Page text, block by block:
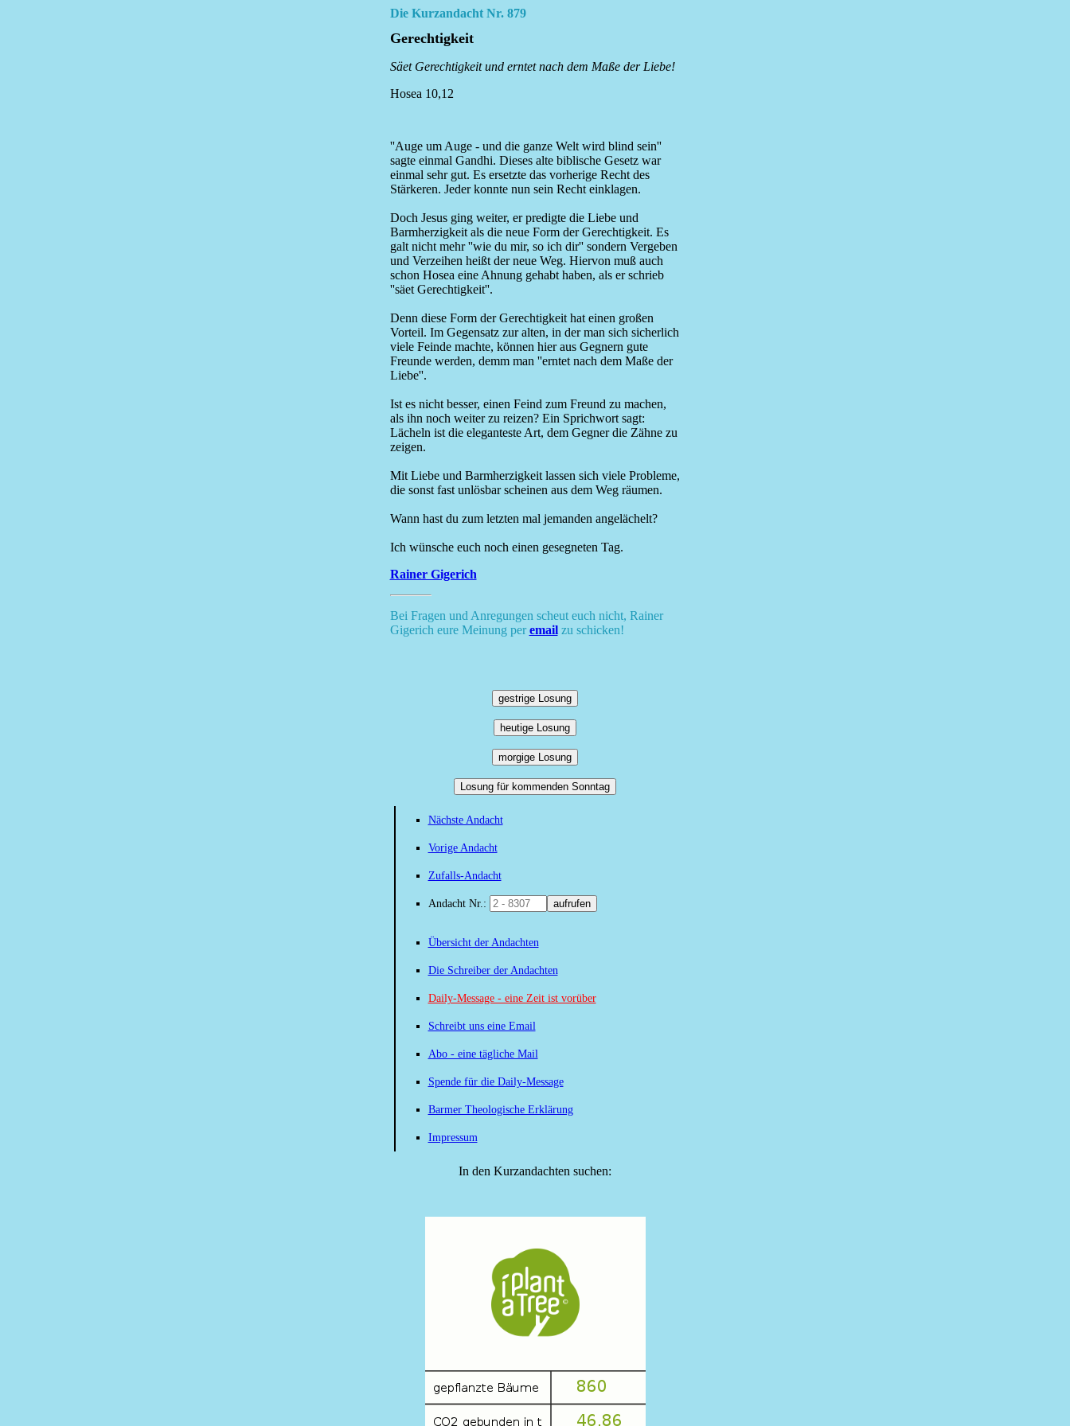
Die Kurzandacht Nr. 879
Gerechtigkeit
Säet Gerechtigkeit und erntet nach dem Maße der Liebe!
Hosea 10,12
''Auge um Auge - und die ganze Welt wird blind sein''
sagte einmal Gandhi. Dieses alte biblische Gesetz war
einmal sehr gut. Es ersetzte das vorherige Recht des
Stärkeren. Jeder konnte nun sein Recht einklagen.
Doch Jesus ging weiter, er predigte die Liebe und
Barmherzigkeit als die neue Form der Gerechtigkeit. Es
galt nicht mehr ''wie du mir, so ich dir'' sondern Vergeben
und Verzeihen heißt der neue Weg. Hiervon muß auch
schon Hosea eine Ahnung gehabt haben, als er schrieb
''säet Gerechtigkeit''.
Denn diese Form der Gerechtigkeit hat einen großen
Vorteil. Im Gegensatz zur alten, in der man sich sicherlich
viele Feinde machte, können hier aus Gegnern gute
Freunde werden, demm man ''erntet nach dem Maße der
Liebe''.
Ist es nicht besser, einen Feind zum Freund zu machen,
als ihn noch weiter zu reizen? Ein Sprichwort sagt:
Lächeln ist die eleganteste Art, dem Gegner die Zähne zu
zeigen.
Mit Liebe und Barmherzigkeit lassen sich viele Probleme,
die sonst fast unlösbar scheinen aus dem Weg räumen.
Wann hast du zum letzten mal jemanden angelächelt?
Ich wünsche euch noch einen gesegneten Tag.
Rainer Gigerich
Bei Fragen und Anregungen scheut euch nicht, Rainer
Gigerich eure Meinung peremailzu schicken!
gestrige Losung
heutige Losung
morgige Losung
Losung für kommenden Sonntag
Nächste Andacht
Vorige Andacht
Zufalls-Andacht
Andacht Nr.: aufrufen
Übersicht der Andachten
Die Schreiber der Andachten
Daily-Message - eine Zeit ist vorüber
Schreibt uns eine Email
Abo - eine tägliche Mail
Spende für die Daily-Message
Barmer Theologische Erklärung
Impressum
In den Kurzandachten suchen: